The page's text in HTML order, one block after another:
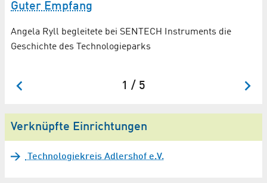
Guter Empfang
Angela Ryll begleitete bei SENTECH Instruments die
Geschichte des Technologieparks
1 / 5
Verknüpfte Einrichtungen
Technologiekreis Adlershof e.V.